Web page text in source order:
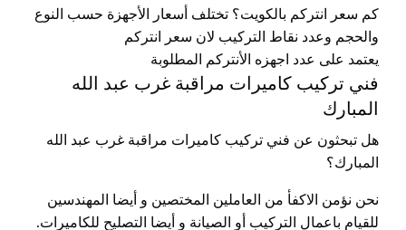
كم سعر انتركم بالكويت؟ تختلف أسعار الأجهزة حسب النوع
والحجم وعدد نقاط التركيب لان سعر انتركم
يعتمد على عدد اجهزه الأنتركم المطلوبة
فني تركيب كاميرات مراقبة غرب عبد الله
المبارك
هل تبحثون عن فني تركيب كاميرات مراقبة غرب عبد الله
المبارك؟
نحن نؤمن الاكفأ من العاملين المختصين و أيضا المهندسين
للقيام باعمال التركيب أو الصيانة و أيضا التصليح للكاميرات.